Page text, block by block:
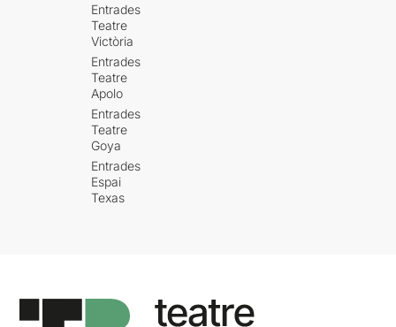
Entrades
Teatre
Victòria
Entrades
Teatre
Apolo
Entrades
Teatre
Goya
Entrades
Espai
Texas